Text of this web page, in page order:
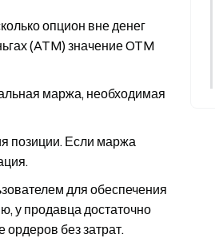
опцион вне денег
(ATM) значение OTM
маржа, необходимая
позиции. Если маржа
для обеспечения
у продавца достаточно
без затрат.